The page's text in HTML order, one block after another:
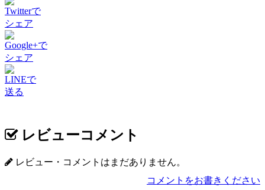
Twitterで
シェア
Google+で
シェア
LINEで
送る
レビューコメント
レビュー・コメントはまだありません。
コメントをお書きください